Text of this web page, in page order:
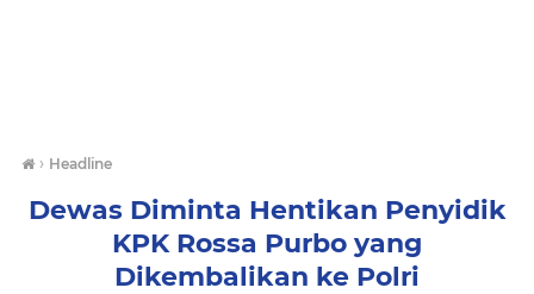
› Headline
Dewas Diminta Hentikan Penyidik
KPK Rossa Purbo yang
Dikembalikan ke Polri